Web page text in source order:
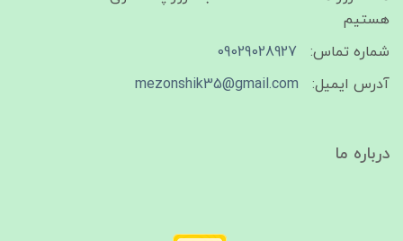
هستیم
شماره تماس:
09029028927
آدرس ایمیل:
mezonshik35@gmail.com
درباره ما